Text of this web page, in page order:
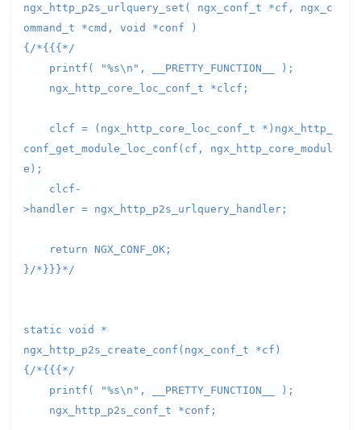
ngx_http_p2s_urlquery_set( ngx_conf_t *cf, ngx_c
ommand_t *cmd, void *conf )
{/*{{{*/
printf( "%s\n", __PRETTY_FUNCTION__ );
ngx_http_core_loc_conf_t *clcf;
clcf = (ngx_http_core_loc_conf_t *)ngx_http_
conf_get_module_loc_conf(cf, ngx_http_core_modul
e);
clcf-
>handler = ngx_http_p2s_urlquery_handler;
return NGX_CONF_OK;
}/*}}}*/
static void *
ngx_http_p2s_create_conf(ngx_conf_t *cf)
{/*{{{*/
printf( "%s\n", __PRETTY_FUNCTION__ );
ngx_http_p2s_conf_t *conf;